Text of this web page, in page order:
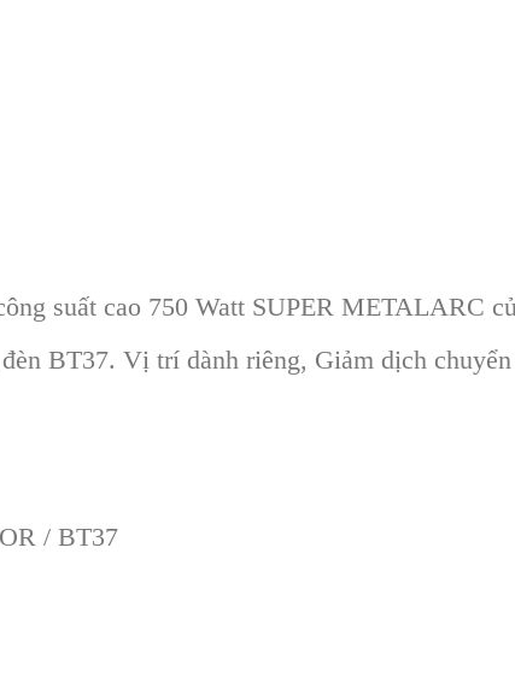
suất cao 750 Watt SUPER METALARC
BT37. Vị trí dành riêng, Giảm dịch
/ BT37